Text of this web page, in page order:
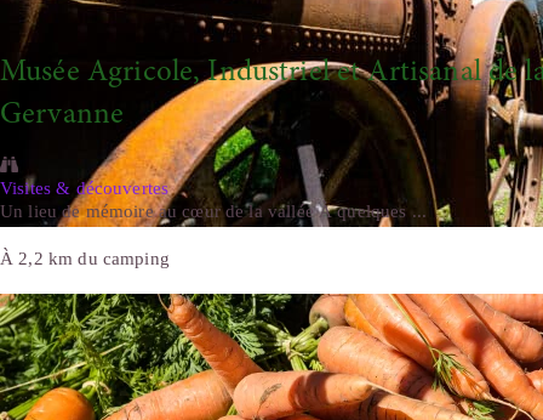
Musée Agricole, Industriel et Artisanal de
Gervanne
Visites & découvertes
Un lieu de mémoire au cœur de la vallée À quelques ...
À 2,2 km du camping